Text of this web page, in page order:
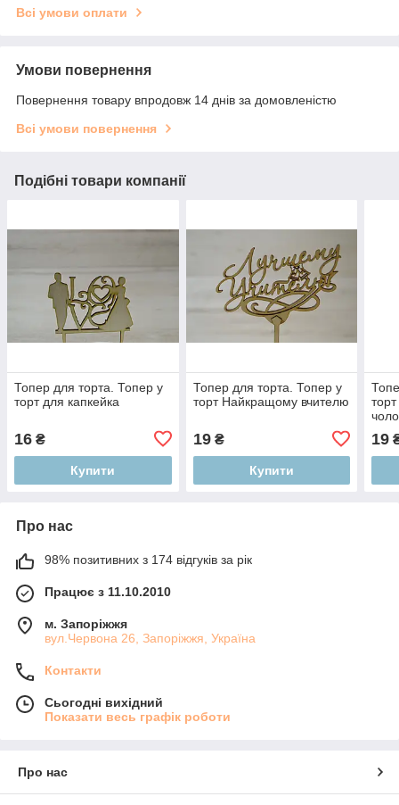
Всі умови оплати
Умови повернення
Повернення товару впродовж 14 днів за домовленістю
Всі умови повернення
Подібні товари компанії
Топер для торта. Топер у
торт для капкейка
16 ₴
Купити
Топер для торта. Топер у
торт Найкращому вчителю
19₴
Купити
19
Про нас
98% позитивних з 174 відгуків за рік
Працює з 11.10.2010
м. Запоріжжя
вул.Червона 26, Запоріжжя, Україна
Контакти
Сьогодні вихідний
Показати весь графік роботи
Про нас